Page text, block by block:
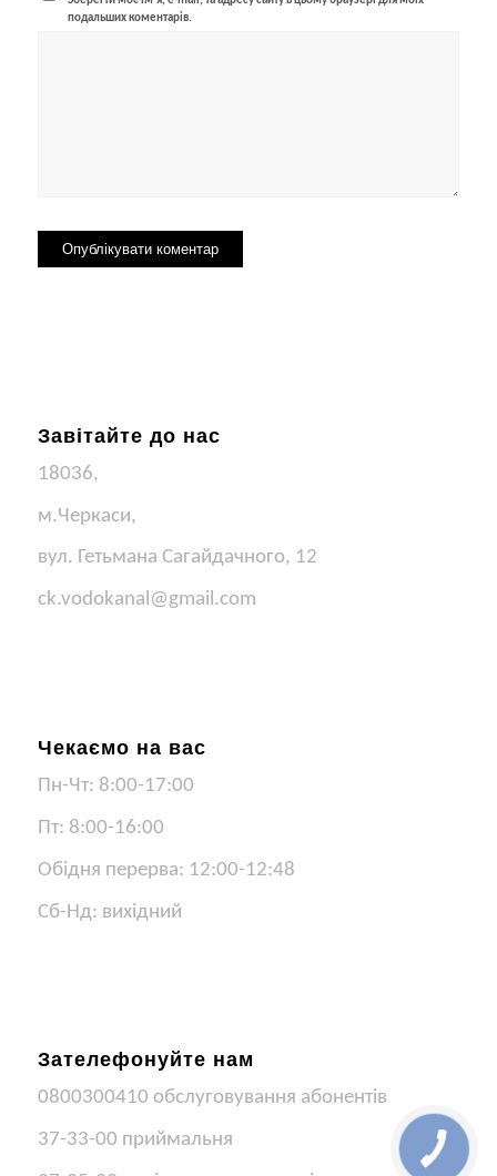
подальших коментарів.
Завітайте до нас
18036,
м.Черкаси,
вул. Гетьмана Сагайдачного, 12
ck.vodokanal@gmail.com
Чекаємо на вас
Пн-Чт: 8:00-17:00
Пт: 8:00-16:00
Обідня перерва: 12:00-12:48
Сб-Нд: вихідний
Зателефонуйте нам
0800300410 обслуговування абонентів
37-33-00 приймальня